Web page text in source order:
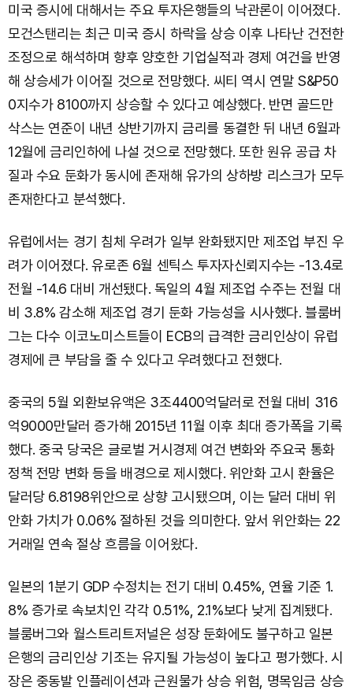
미국 증시에 대해서는 주요 투자은행들의 낙관론이 이어졌다.
모건스탠리는 최근 미국 증시 하락을 상승 이후 나타난 건전한
조정으로 해석하며 향후 양호한 기업실적과 경제 여건을 반영
해 상승세가 이어질 것으로 전망했다. 씨티 역시 연말 S&P50
0지수가 8100까지 상승할 수 있다고 예상했다. 반면 골드만
삭스는 연준이 내년 상반기까지 금리를 동결한 뒤 내년 6월과
12월에 금리인하에 나설 것으로 전망했다. 또한 원유 공급 차
질과 수요 둔화가 동시에 존재해 유가의 상하방 리스크가 모두
존재한다고 분석했다.
유럽에서는 경기 침체 우려가 일부 완화됐지만 제조업 부진 우
려가 이어졌다. 유로존 6월 센틱스 투자자신뢰지수는 -13.4로
전월 -14.6 대비 개선됐다. 독일의 4월 제조업 수주는 전월 대
비 3.8% 감소해 제조업 경기 둔화 가능성을 시사했다. 블룸버
그는 다수 이코노미스트들이 ECB의 급격한 금리인상이 유럽
경제에 큰 부담을 줄 수 있다고 우려했다고 전했다.
중국의 5월 외환보유액은 3조4400억달러로 전월 대비 316
억9000만달러 증가해 2015년 11월 이후 최대 증가폭을 기록
했다. 중국 당국은 글로벌 거시경제 여건 변화와 주요국 통화
정책 전망 변화 등을 배경으로 제시했다. 위안화 고시 환율은
달러당 6.8198위안으로 상향 고시됐으며, 이는 달러 대비 위
안화 가치가 0.06% 절하된 것을 의미한다. 앞서 위안화는 22
거래일 연속 절상 흐름을 이어왔다.
일본의 1분기 GDP 수정치는 전기 대비 0.45%, 연율 기준 1.
8% 증가로 속보치인 각각 0.51%, 2.1%보다 낮게 집계됐다.
블룸버그와 월스트리트저널은 성장 둔화에도 불구하고 일본
은행의 금리인상 기조는 유지될 가능성이 높다고 평가했다. 시
장은 중동발 인플레이션과 근원물가 상승 위험, 명목임금 상승